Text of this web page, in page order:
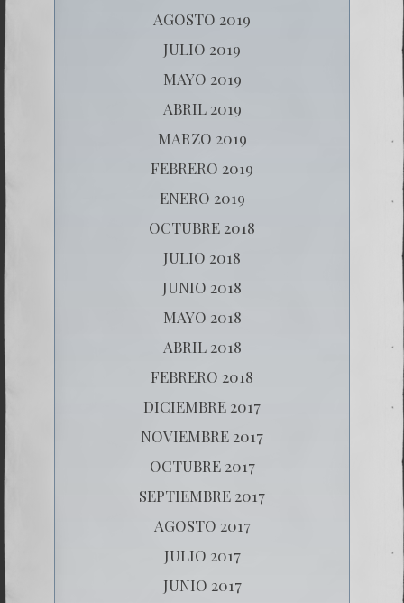
AGOSTO 2019
JULIO 2019
MAYO 2019
ABRIL 2019
MARZO 2019
FEBRERO 2019
ENERO 2019
OCTUBRE 2018
JULIO 2018
JUNIO 2018
MAYO 2018
ABRIL 2018
FEBRERO 2018
DICIEMBRE 2017
NOVIEMBRE 2017
OCTUBRE 2017
SEPTIEMBRE 2017
AGOSTO 2017
JULIO 2017
JUNIO 2017